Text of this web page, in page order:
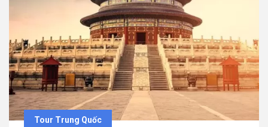
Tour Trung Quốc